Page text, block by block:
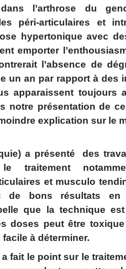
l’arthrose du
péri-articulaires et
hypertonique avec
emporter
l’absence de
un an par rapport à des
apparaissent toujours
notre présentation de
explication sur le
a présenté des
traitement
et musculo
de bons résultats en
que la technique
doses peut être toxique
à déterminer.
fait le point sur le